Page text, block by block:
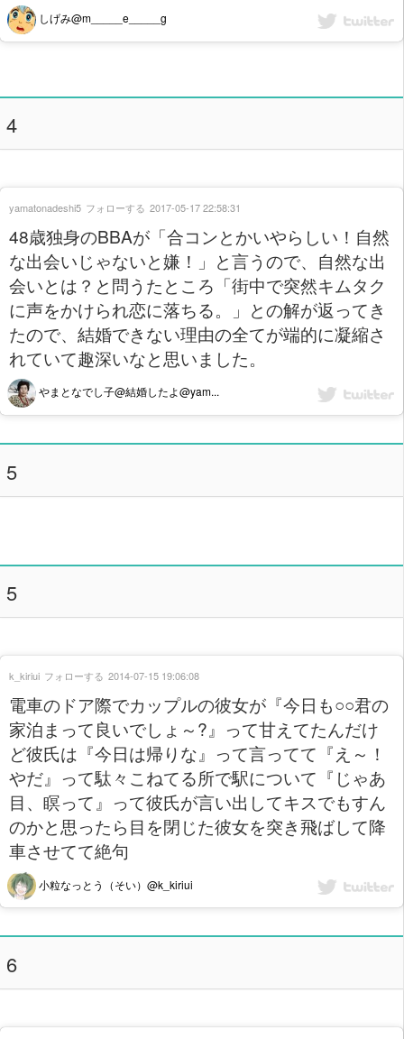
しげみ@m_____e_____g
4
48歳独身のBBAが「合コンとかいやらしい！自然
な出会いじゃないと嫌！」と言うので、自然な出
会いとは？と問うたところ「街中で突然キムタク
に声をかけられ恋に落ちる。」との解が返ってき
たので、結婚できない理由の全てが端的に凝縮さ
れていて趣深いなと思いました。
やまとなでし子@結婚したよ@yam...
yamatonadeshi5 フォローする 2017-05-17 22:58:31
5
5
電車のドア際でカップルの彼女が『今日も○○君の
家泊まって良いでしょ～?』って甘えてたんだけ
ど彼氏は『今日は帰りな』って言ってて『え～！
やだ』って駄々こねてる所で駅について『じゃあ
目、瞑って』って彼氏が言い出してキスでもすん
のかと思ったら目を閉じた彼女を突き飛ばして降
車させてて絶句
小粒なっとう（そい）@k_kiriui
k_kiriui フォローする 2014-07-15 19:06:08
6